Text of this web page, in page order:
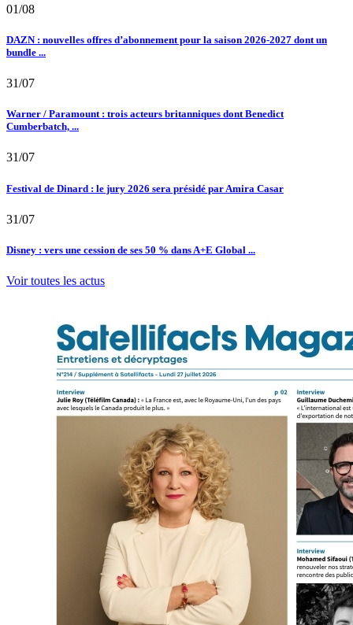
01/08
DAZN : nouvelles offres d’abonnement pour la saison 2026-2027 dont un
bundle ...
31/07
Warner / Paramount : trois acteurs britanniques dont Benedict
Cumberbatch, ...
31/07
Festival de Dinard : le jury 2026 sera présidé par Amira Casar
31/07
Disney : vers une cession de ses 50 % dans A+E Global ...
Voir toutes les actus